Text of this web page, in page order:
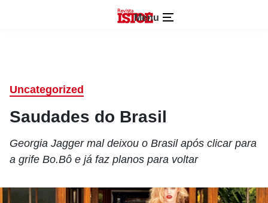
Menu
Uncategorized
Saudades do Brasil
Georgia Jagger mal deixou o Brasil após clicar para
a grife Bo.Bô e já faz planos para voltar